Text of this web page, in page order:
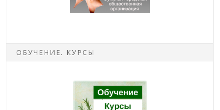
ОБУЧЕНИЕ. КУРСЫ